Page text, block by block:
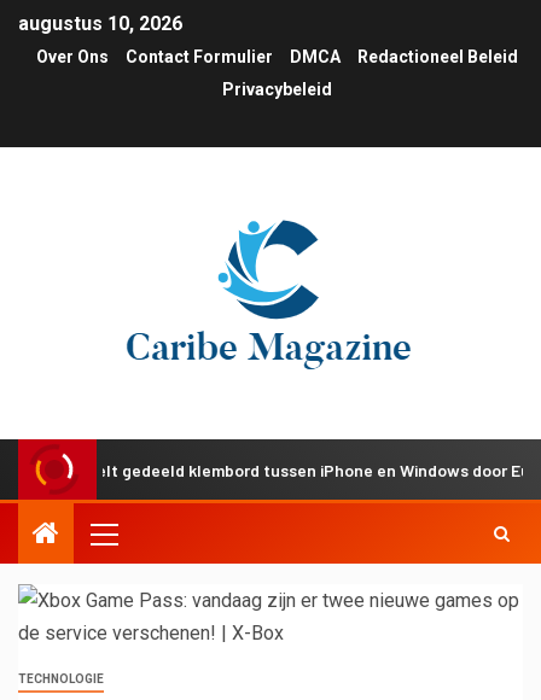
augustus 10, 2026
Over Ons Contact Formulier DMCA
Redactioneel Beleid
Privacybeleid
gedeeld klembord tussen iPhone en Windows door Europese
TECHNOLOGIE